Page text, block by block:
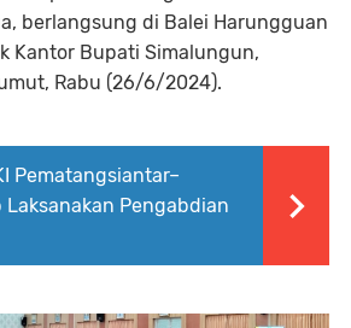
berlangsung di Balei Harungguan
Kantor Bupati Simalungun,
Rabu (26/6/2024).
Pematangsiantar–
Pengabdian